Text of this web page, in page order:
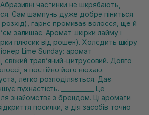
частинки не шкрябають,
Сам шампунь дуже добре піниться
гарно промиває волосся, ще й
залишає. Аромат шкірки лайму і
плюсик від рошен). Холодить шкіру
Lime Sunday: аромат
травʼяний-цитрусовий. Довго
я постійно його нюхаю.
легко розподіляється. Дає
пухнастість. ___________ Це
знайомства з брендом. Ці аромати
посилки, а дія засобів точно